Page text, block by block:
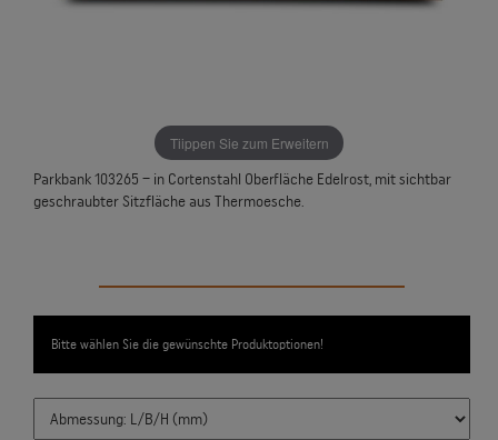
Tiippen Sie zum Erweitern
Parkbank 103265 – in Cortenstahl Oberfläche Edelrost, mit sichtbar
geschraubter Sitzfläche aus Thermoesche.
Bitte wählen Sie die gewünschte Produktoptionen!